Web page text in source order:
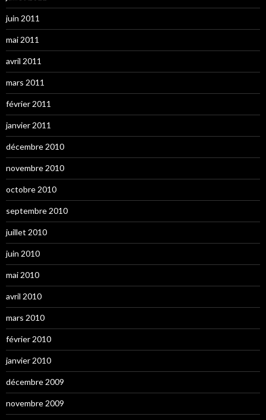
juin 2011
mai 2011
avril 2011
mars 2011
février 2011
janvier 2011
décembre 2010
novembre 2010
octobre 2010
septembre 2010
juillet 2010
juin 2010
mai 2010
avril 2010
mars 2010
février 2010
janvier 2010
décembre 2009
novembre 2009